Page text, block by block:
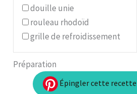
douille unie
rouleau rhodoïd
grille de refroidissement
Préparation
Épingler cette